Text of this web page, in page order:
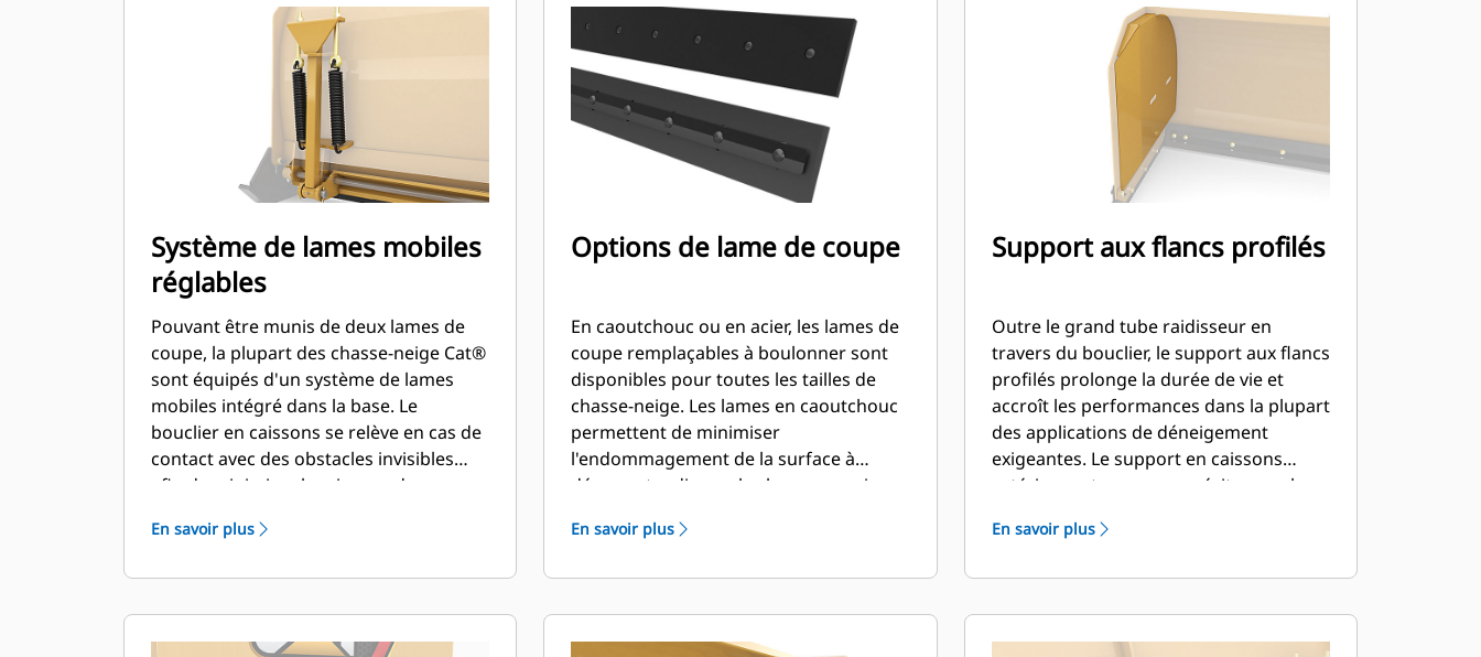
Système de lames mobiles
réglables
Pouvant être munis de deux lames de
coupe, la plupart des chasse-neige Cat®
sont équipés d'un système de lames
mobiles intégré dans la base. Le
bouclier en caissons se relève en cas de
contact avec des obstacles invisibles
afin de minimiser les risques de
machine. L'option de lame de coupe en
3,2 m (10 ft) et 3,8 m (12 ft), pour tous
les modèles qui utilisent une attache de
En savoir plus
Options de lame de coupe
En caoutchouc ou en acier, les lames de
coupe remplaçables à boulonner sont
disponibles pour toutes les tailles de
chasse-neige. Les lames en caoutchouc
permettent de minimiser
l'endommagement de la surface à
dégager tandis que les lames en acier
dures et compactes.
En savoir plus
Support aux flancs profilés
Outre le grand tube raidisseur en
travers du bouclier, le support aux flancs
profilés prolonge la durée de vie et
accroît les performances dans la plupart
des applications de déneigement
exigeantes. Le support en caissons
extérieur est conçu pour éviter que la
renforcer les sections de poussée
En savoir plus